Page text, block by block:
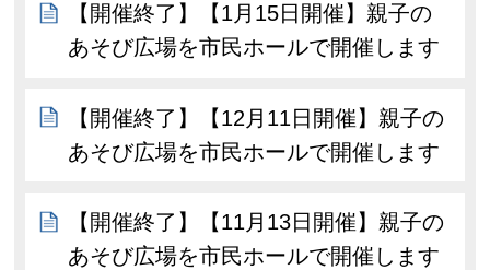
【開催終了】【1月15日開催】親子の
あそび広場を市民ホールで開催します
【開催終了】【12月11日開催】親子の
あそび広場を市民ホールで開催します
【開催終了】【11月13日開催】親子の
あそび広場を市民ホールで開催します